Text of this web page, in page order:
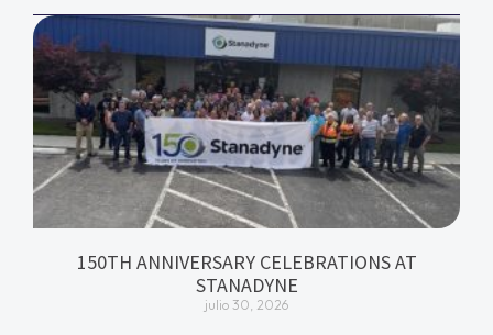
150TH ANNIVERSARY CELEBRATIONS AT
STANADYNE
julio 30, 2026